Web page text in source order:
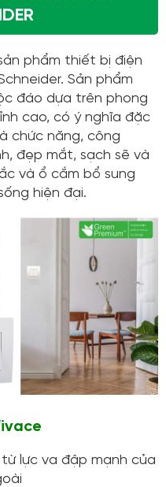
phẩm thiết bị điện
Sản phẩm
đáo dựa trên phong
cao, có ý nghĩa đặc
chức năng, công
đẹp mắt, sạch sẽ và
và ổ cắm bổ sung
hiện đại.
lực va đập mạnh của